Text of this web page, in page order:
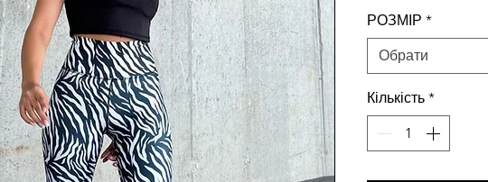
РОЗМІР *
Обрати
Кількість *